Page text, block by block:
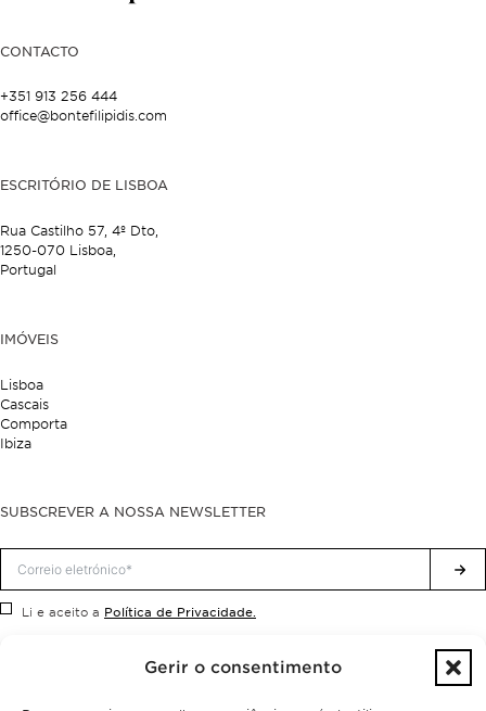
Gerir o consentimento
CONTACTO
+351 913 256 444
office@bontefilipidis.com
ESCRITÓRIO DE LISBOA
Rua Castilho 57, 4º Dto,
1250-070 Lisboa,
Portugal
IMÓVEIS
Lisboa
Cascais
Comporta
Ibiza
SUBSCREVER A NOSSA NEWSLETTER
Li e aceito a Política de Privacidade.